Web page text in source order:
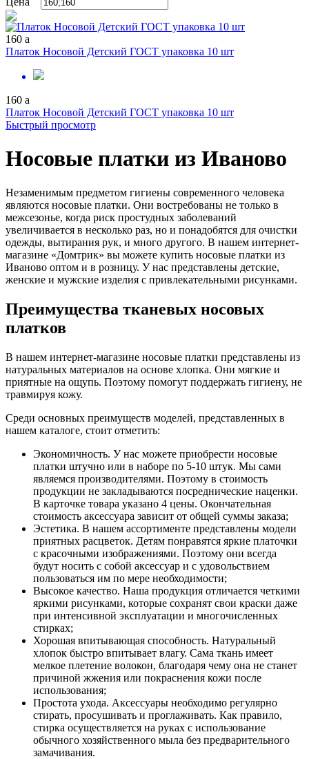
160 a
Платок Носовой Детский ГОСТ упаковка 10 шт
160 a
Платок Носовой Детский ГОСТ упаковка 10 шт
Быстрый просмотр
Носовые платки из Иваново
Незаменимым предметом гигиены современного человека
являются носовые платки. Они востребованы не только в
межсезонье, когда риск простудных заболеваний
увеличивается в несколько раз, но и понадобятся для очистки
одежды, вытирания рук, и много другого. В нашем интернет-
магазине «Домтрик» вы можете купить носовые платки из
Иваново оптом и в розницу. У нас представлены детские,
женские и мужские изделия с привлекательными рисунками.
Преимущества тканевых носовых
платков
В нашем интернет-магазине носовые платки представлены из
натуральных материалов на основе хлопка. Они мягкие и
приятные на ощупь. Поэтому помогут поддержать гигиену, не
травмируя кожу.
Среди основных преимуществ моделей, представленных в
нашем каталоге, стоит отметить:
Экономичность. У нас можете приобрести носовые
платки штучно или в наборе по 5-10 штук. Мы сами
являемся производителями. Поэтому в стоимость
продукции не закладываются посреднические наценки.
В карточке товара указано 4 цены. Окончательная
стоимость аксессуара зависит от общей суммы заказа;
Эстетика. В нашем ассортименте представлены модели
приятных расцветок. Детям понравятся яркие платочки
с красочными изображениями. Поэтому они всегда
будут носить с собой аксессуар и с удовольствием
пользоваться им по мере необходимости;
Высокое качество. Наша продукция отличается четкими
яркими рисунками, которые сохранят свои краски даже
при интенсивной эксплуатации и многочисленных
стирках;
Хорошая впитывающая способность. Натуральный
хлопок быстро впитывает влагу. Сама ткань имеет
мелкое плетение волокон, благодаря чему она не станет
причиной жжения или покраснения кожи после
использования;
Простота ухода. Аксессуары необходимо регулярно
стирать, просушивать и проглаживать. Как правило,
стирка осуществляется на руках с использование
обычного хозяйственного мыла без предварительного
замачивания.